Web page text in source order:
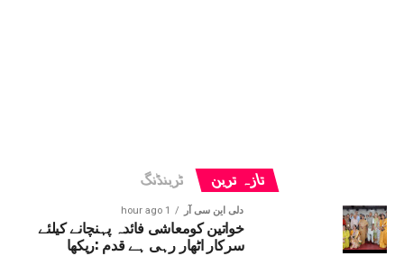
تازہ ترین ٹرینڈنگ
دلی این سی آر 1 hour ago
خواتین کومعاشی فائدہ پہنچانے کیلئے
سرکار اٹھار رہی ہے قدم :ریکھا